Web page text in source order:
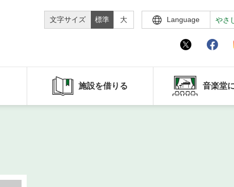
文字サイズ 標準 大 Language やさ
施設を借りる 音楽堂